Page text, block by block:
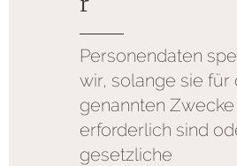
Personendaten
wir, solange sie für
genannten Zwecke
erforderlich sind
gesetzliche